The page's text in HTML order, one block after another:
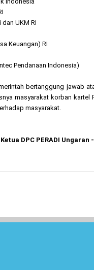
UKM RI
Keuangan) RI
Pendanaan Indonesia)
bertanggung jawab
masyarakat korban
masyarakat.
DPC PERADI